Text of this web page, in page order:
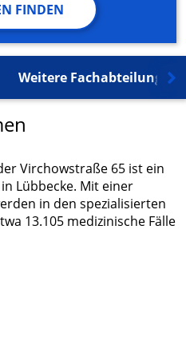
FINDEN
Weitere Fachabteilungen
Virchowstraße 65 ist ein
Lübbecke. Mit einer
in den spezialisierten
13.105 medizinische Fälle